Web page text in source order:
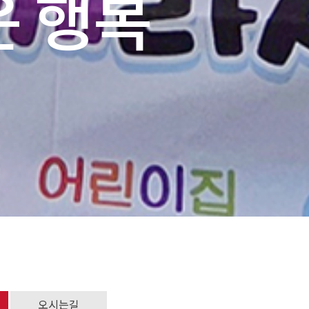
오시는길